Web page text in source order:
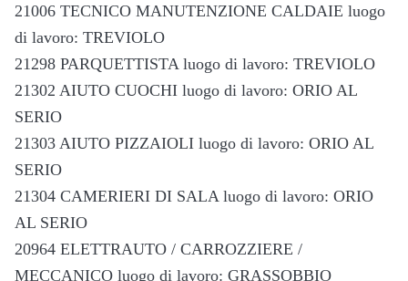
21006 TECNICO MANUTENZIONE CALDAIE luogo
di lavoro: TREVIOLO
21298 PARQUETTISTA luogo di lavoro: TREVIOLO
21302 AIUTO CUOCHI luogo di lavoro: ORIO AL
SERIO
21303 AIUTO PIZZAIOLI luogo di lavoro: ORIO AL
SERIO
21304 CAMERIERI DI SALA luogo di lavoro: ORIO
AL SERIO
20964 ELETTRAUTO / CARROZZIERE /
MECCANICO luogo di lavoro: GRASSOBBIO